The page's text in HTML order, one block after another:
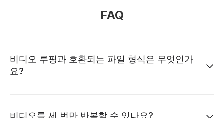
FAQ
비디오 루핑과 호환되는 파일 형식은 무엇인가
요?
비디오를 세 번만 반복할 수 있나요?